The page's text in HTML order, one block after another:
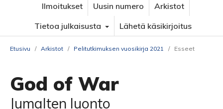
Ilmoitukset Uusin numero
Arkistot
Tietoa julkaisusta
Lähetä käsikirjoitus
Etusivu / Arkistot / Pelitutkimuksen vuosikirja 2021 / Esseet
God of War
Jumalten luonto